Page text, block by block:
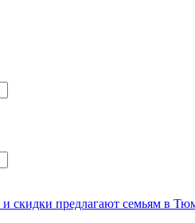
скидки предлагают семьям в